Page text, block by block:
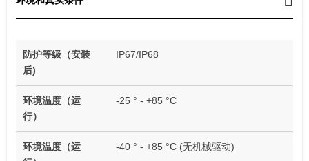
防护等级（安装
后)
IP67/IP68
环境温度（运
行）
-25 ° - +85 °C
环境温度（运
-40 ° - +85 °C (无机械驱动)